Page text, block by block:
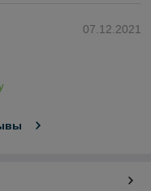
07.12.2021